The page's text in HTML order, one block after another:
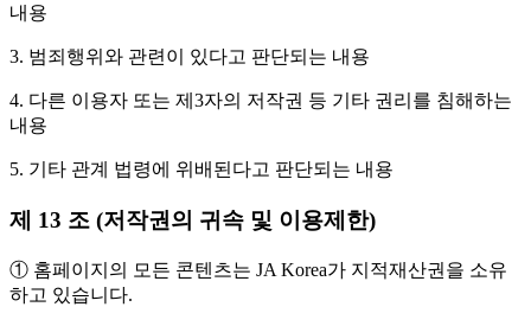
내용
3. 범죄행위와 관련이 있다고 판단되는 내용
4. 다른 이용자 또는 제3자의 저작권 등 기타 권리를 침해하는
내용
5. 기타 관계 법령에 위배된다고 판단되는 내용
제 13 조 (저작권의 귀속 및 이용제한)
① 홈페이지의 모든 콘텐츠는 JA Korea가 지적재산권을 소유
하고 있습니다.